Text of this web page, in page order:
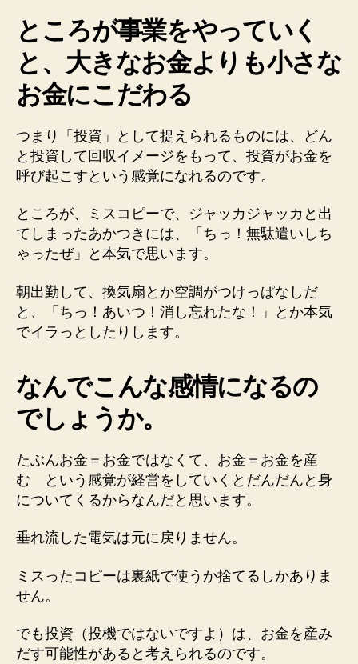
ところが事業をやっていく
と、大きなお金よりも小さな
お金にこだわる
つまり「投資」として捉えられるものには、どん
と投資して回収イメージをもって、投資がお金を
呼び起こすという感覚になれるのです。
ところが、ミスコピーで、ジャッカジャッカと出
てしまったあかつきには、「ちっ！無駄遣いしち
ゃったぜ」と本気で思います。
朝出勤して、換気扇とか空調がつけっぱなしだ
と、「ちっ！あいつ！消し忘れたな！」とか本気
でイラっとしたりします。
なんでこんな感情になるの
でしょうか。
たぶんお金＝お金ではなくて、お金＝お金を産
む という感覚が経営をしていくとだんだんと身
についてくるからなんだと思います。
垂れ流した電気は元に戻りません。
ミスったコピーは裏紙で使うか捨てるしかありま
せん。
でも投資（投機ではないですよ）は、お金を産み
だす可能性があると考えられるのです。